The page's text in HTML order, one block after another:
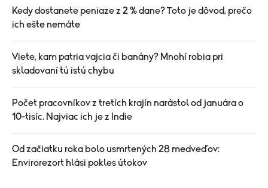
Kedy dostanete peniaze z 2 % dane? Toto je dôvod, prečo
ich ešte nemáte
Viete, kam patria vajcia či banány? Mnohí robia pri
skladovaní tú istú chybu
Počet pracovníkov z tretích krajín narástol od januára o
10-tisíc. Najviac ich je z Indie
Od začiatku roka bolo usmrtených 28 medveďov:
Envirorezort hlási pokles útokov